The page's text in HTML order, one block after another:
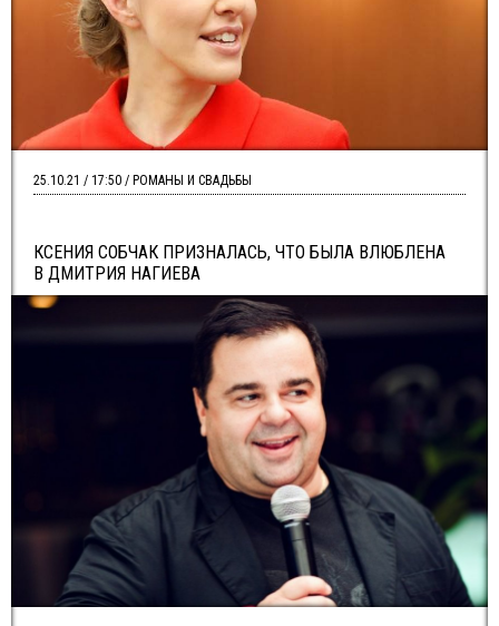
КСЕНИЯ СОБЧАК ПРИЗНАЛАСЬ, ЧТО БЫЛА ВЛЮБЛЕНА
В ДМИТРИЯ НАГИЕВА
25.10.21 / 17:50 / РОМАНЫ И СВАДЬБЫ